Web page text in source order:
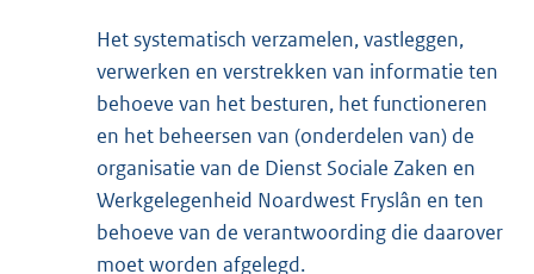
Het systematisch verzamelen, vastleggen,
verwerken en verstrekken van informatie ten
behoeve van het besturen, het functioneren
en het beheersen van (onderdelen van) de
organisatie van de Dienst Sociale Zaken en
Werkgelegenheid Noardwest Fryslân en ten
behoeve van de verantwoording die daarover
moet worden afgelegd.